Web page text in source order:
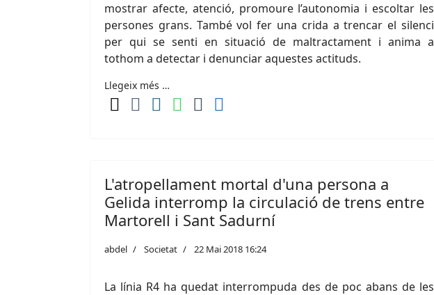
mostrar afecte, atenció, promoure l’autonomia i escoltar les
persones grans. També vol fer una crida a trencar el silenci
per qui se senti en situació de maltractament i anima a
tothom a detectar i denunciar aquestes actituds.
Llegeix més …
L'atropellament mortal d'una persona a
Gelida interromp la circulació de trens entre
Martorell i Sant Sadurní
abdel Societat 22 Mai 2018 16:24
La línia R4 ha quedat interrompuda des de poc abans de les